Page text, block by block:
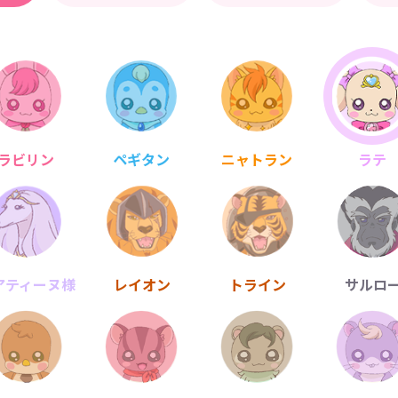
ビリン ペギタン ニャトラン ラテ
ティーヌ様 レイオン トライン サルロ